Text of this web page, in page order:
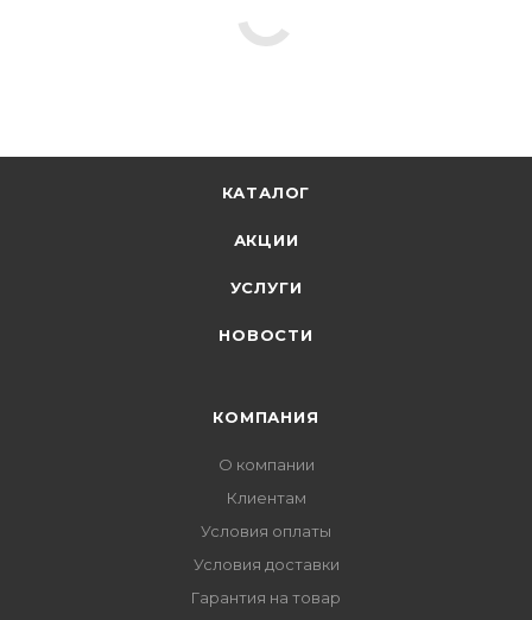
КАТАЛОГ
АКЦИИ
УСЛУГИ
НОВОСТИ
КОМПАНИЯ
О компании
Клиентам
Условия оплаты
Условия доставки
Гарантия на товар